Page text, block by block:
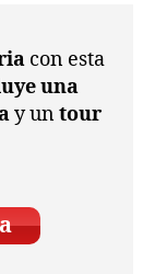
con esta
una
y untour